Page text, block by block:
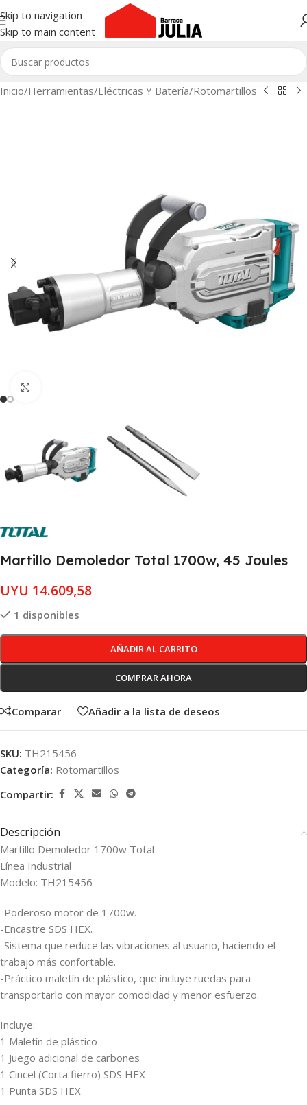
Skip to navigation
Skip to main content
Inicio/Herramientas/Eléctricas Y Batería/Rotomartillos
Martillo Demoledor Total 1700w, 45 Joules
UYU 14.609,58
1 disponibles
AÑADIR AL CARRITO
COMPRAR AHORA
Comparar Añadir a la lista de deseos
SKU: TH215456
Categoría: Rotomartillos
Compartir:
Descripción
Martillo Demoledor 1700w Total
Línea Industrial
Modelo: TH215456
-Poderoso motor de 1700w.
-Encastre SDS HEX.
-Sistema que reduce las vibraciones al usuario, haciendo el
trabajo más confortable.
-Práctico maletín de plástico, que incluye ruedas para
transportarlo con mayor comodidad y menor esfuerzo.
Incluye:
1 Maletín de plástico
1 Juego adicional de carbones
1 Cincel (Corta fierro) SDS HEX
1 Punta SDS HEX